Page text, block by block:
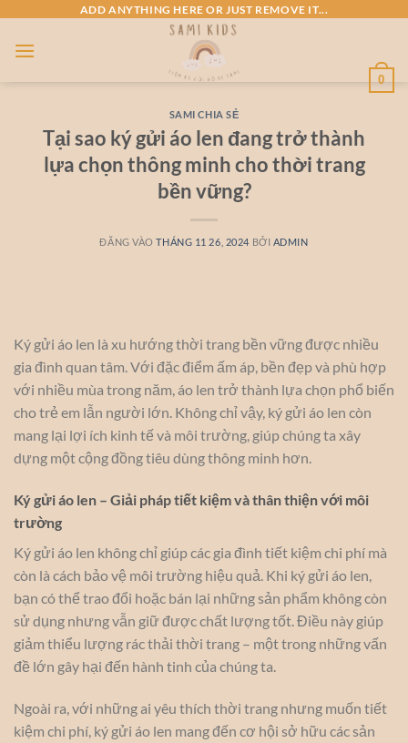
nội
dung
ADD ANYTHING HERE OR JUST REMOVE IT...
0
SAMI CHIA SẺ
Tại sao ký gửi áo len đang trở thành
lựa chọn thông minh cho thời trang
bền vững?
ĐĂNG VÀOTHÁNG 11 26, 2024 BỞI ADMIN
Ký gửi áo len là xu hướng thời trang bền vững được nhiều
gia đình quan tâm. Với đặc điểm ấm áp, bền đẹp và phù hợp
với nhiều mùa trong năm, áo len trở thành lựa chọn phổ biến
cho trẻ em lẫn người lớn. Không chỉ vậy, ký gửi áo len còn
mang lại lợi ích kinh tế và môi trường, giúp chúng ta xây
dựng một cộng đồng tiêu dùng thông minh hơn.
Ký gửi áo len – Giải pháp tiết kiệm và thân thiện với môi
trường
Ký gửi áo len không chỉ giúp các gia đình tiết kiệm chi phí mà
còn là cách bảo vệ môi trường hiệu quả. Khi ký gửi áo len,
bạn có thể trao đổi hoặc bán lại những sản phẩm không còn
sử dụng nhưng vẫn giữ được chất lượng tốt. Điều này giúp
giảm thiểu lượng rác thải thời trang – một trong những vấn
đề lớn gây hại đến hành tinh của chúng ta.
Ngoài ra, với những ai yêu thích thời trang nhưng muốn tiết
kiệm chi phí, ký gửi áo len mang đến cơ hội sở hữu các sản